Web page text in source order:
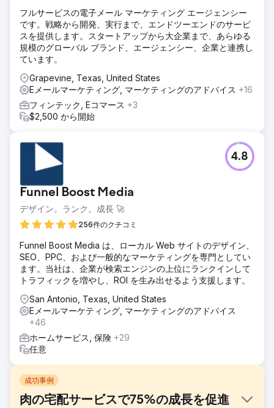
フルサービスの電子メール マーケティング エージェンシー
です。戦略から開発、実行まで、エンドツーエンドのサービ
スを提供します。スタートアップから大企業まで、あらゆる
規模のグローバル ブランド、エージェンシー、企業と連携し
ています。
Grapevine, Texas, United States
Eメールマーケティング, マーケティングのアドバイス +16
フィンテック, Eコマース +3
$2,500 から開始
Funnel Boost Media
デザイン。ランク。成長 🚀
256件のクチコミ
4.8
Funnel Boost Media は、ローカル Web サイトのデザイン、
SEO、PPC、および一般的なマーケティングを専門としてい
ます。当社は、企業が検索エンジンの上位にランクインして
トラフィックを増やし、ROI を生み出せるよう支援します。
San Antonio, Texas, United States
Eメールマーケティング, マーケティングのアドバイス
+46
ホームサービス, 保険 +29
任意
成功事例
肉の宅配サービスで75%の成長を促進